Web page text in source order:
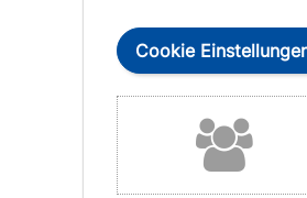
Cookie